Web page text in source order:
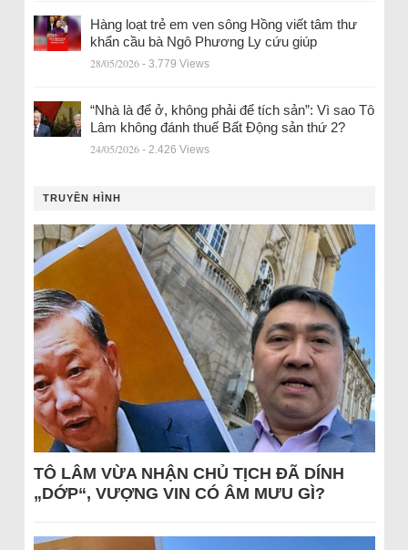
Hàng loạt trẻ em ven sông Hồng viết tâm thư
khẩn cầu bà Ngô Phương Ly cứu giúp
28/05/2026 - 3.779 Views
“Nhà là để ở, không phải để tích sản”: Vì sao Tô
Lâm không đánh thuế Bất Động sản thứ 2?
24/05/2026 - 2.426 Views
TRUYỀN HÌNH
TÔ LÂM VỪA NHẬN CHỦ TỊCH ĐÃ DÍNH
„DỚP“, VƯỢNG VIN CÓ ÂM MƯU GÌ?